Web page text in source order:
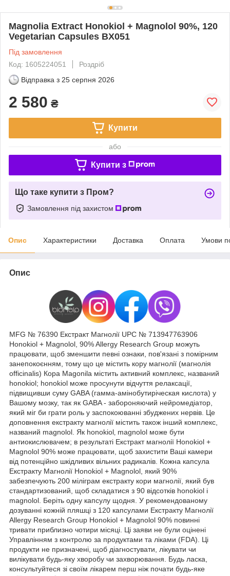
Magnolia Extract Honokiol + Magnolol 90%, 120
Vegetarian Capsules BX051
Під замовлення
Код: 1605224051
Роздріб
Відправка з 25 серпня 2026
2 580 ₴
Купити
або
Купити з
Що таке купити з Пром?
Замовлення під захистом
Опис Характеристики Доставка Оплата Умови
Опис
MFG № 76390 Екстракт Магнолії UPC № 713947763906
Honokiol + Magnolol, 90% Allergy Research Group можуть
працювати, щоб зменшити певні ознаки, пов'язані з помірним
занепокоєнням, тому що це містить кору магнолії (магнолія
officinalis) Кора Magonila містить активний комплекс, названий
honokiol; honokiol може просунути відчуття релаксації,
підвищивши суму GABA (гамма-амінобутиріческая кислота) у
Вашому мозку, так як GABA - забороняючий нейромедіатор,
який міг би грати роль у заспокоюванні збуджених нервів. Це
доповнення екстракту магнолії містить також інший комплекс,
названий magnolol. Як honokiol‚ magnolol може бути
антиокислювачем; в результаті Екстракт магнолії Honokiol +
Magnolol 90% може працювати, щоб захистити Ваші камери
від потенційно шкідливих вільних радикалів. Кожна капсула
Екстракту Магнолії Honokiol + Magnolol, який 90%
забезпечують 200 міліграм екстракту кори магнолії, який був
стандартизований, щоб складатися з 90 відсотків honokiol і
magnolol. Беріть одну капсулу щодня. У рекомендованому
дозуванні кожній пляшці з 120 капсулами Екстракту Магнолії
Allergy Research Group Honokiol + Magnolol 90% повинні
тривати приблизно чотири місяці. Ці заяви не були оцінені
Управлінням з контролю за продуктами та ліками (FDA). Ці
продукти не призначені, щоб діагностувати, лікувати чи
вилікувати будь-яку хворобу чи захворювання. Будь ласка,
консультуйтеся зі своїм лікарем перш ніж почати будь-яке